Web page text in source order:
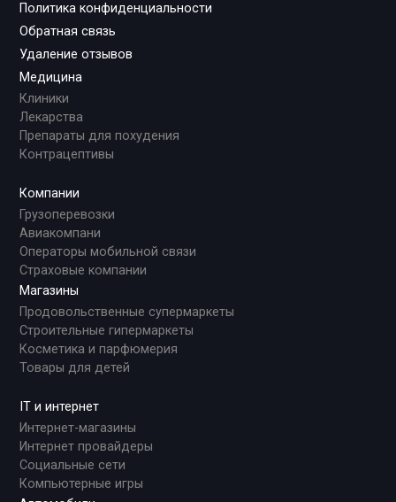
Политика конфиденциальности
Обратная связь
Удаление отзывов
Медицина
Клиники
Лекарства
Препараты для похудения
Контрацептивы
Компании
Грузоперевозки
Авиакомпани
Операторы мобильной связи
Страховые компании
Магазины
Продовольственные супермаркеты
Строительные гипермаркеты
Косметика и парфюмерия
Товары для детей
IT и интернет
Интернет-магазины
Интернет провайдеры
Социальные сети
Компьютерные игры